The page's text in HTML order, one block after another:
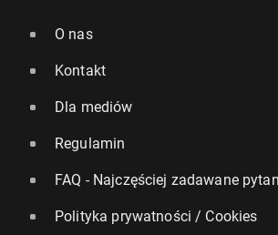
O nas
Kontakt
Dla mediów
Regulamin
FAQ - Najczęściej zadawane
Polityka prywatności / Cookies